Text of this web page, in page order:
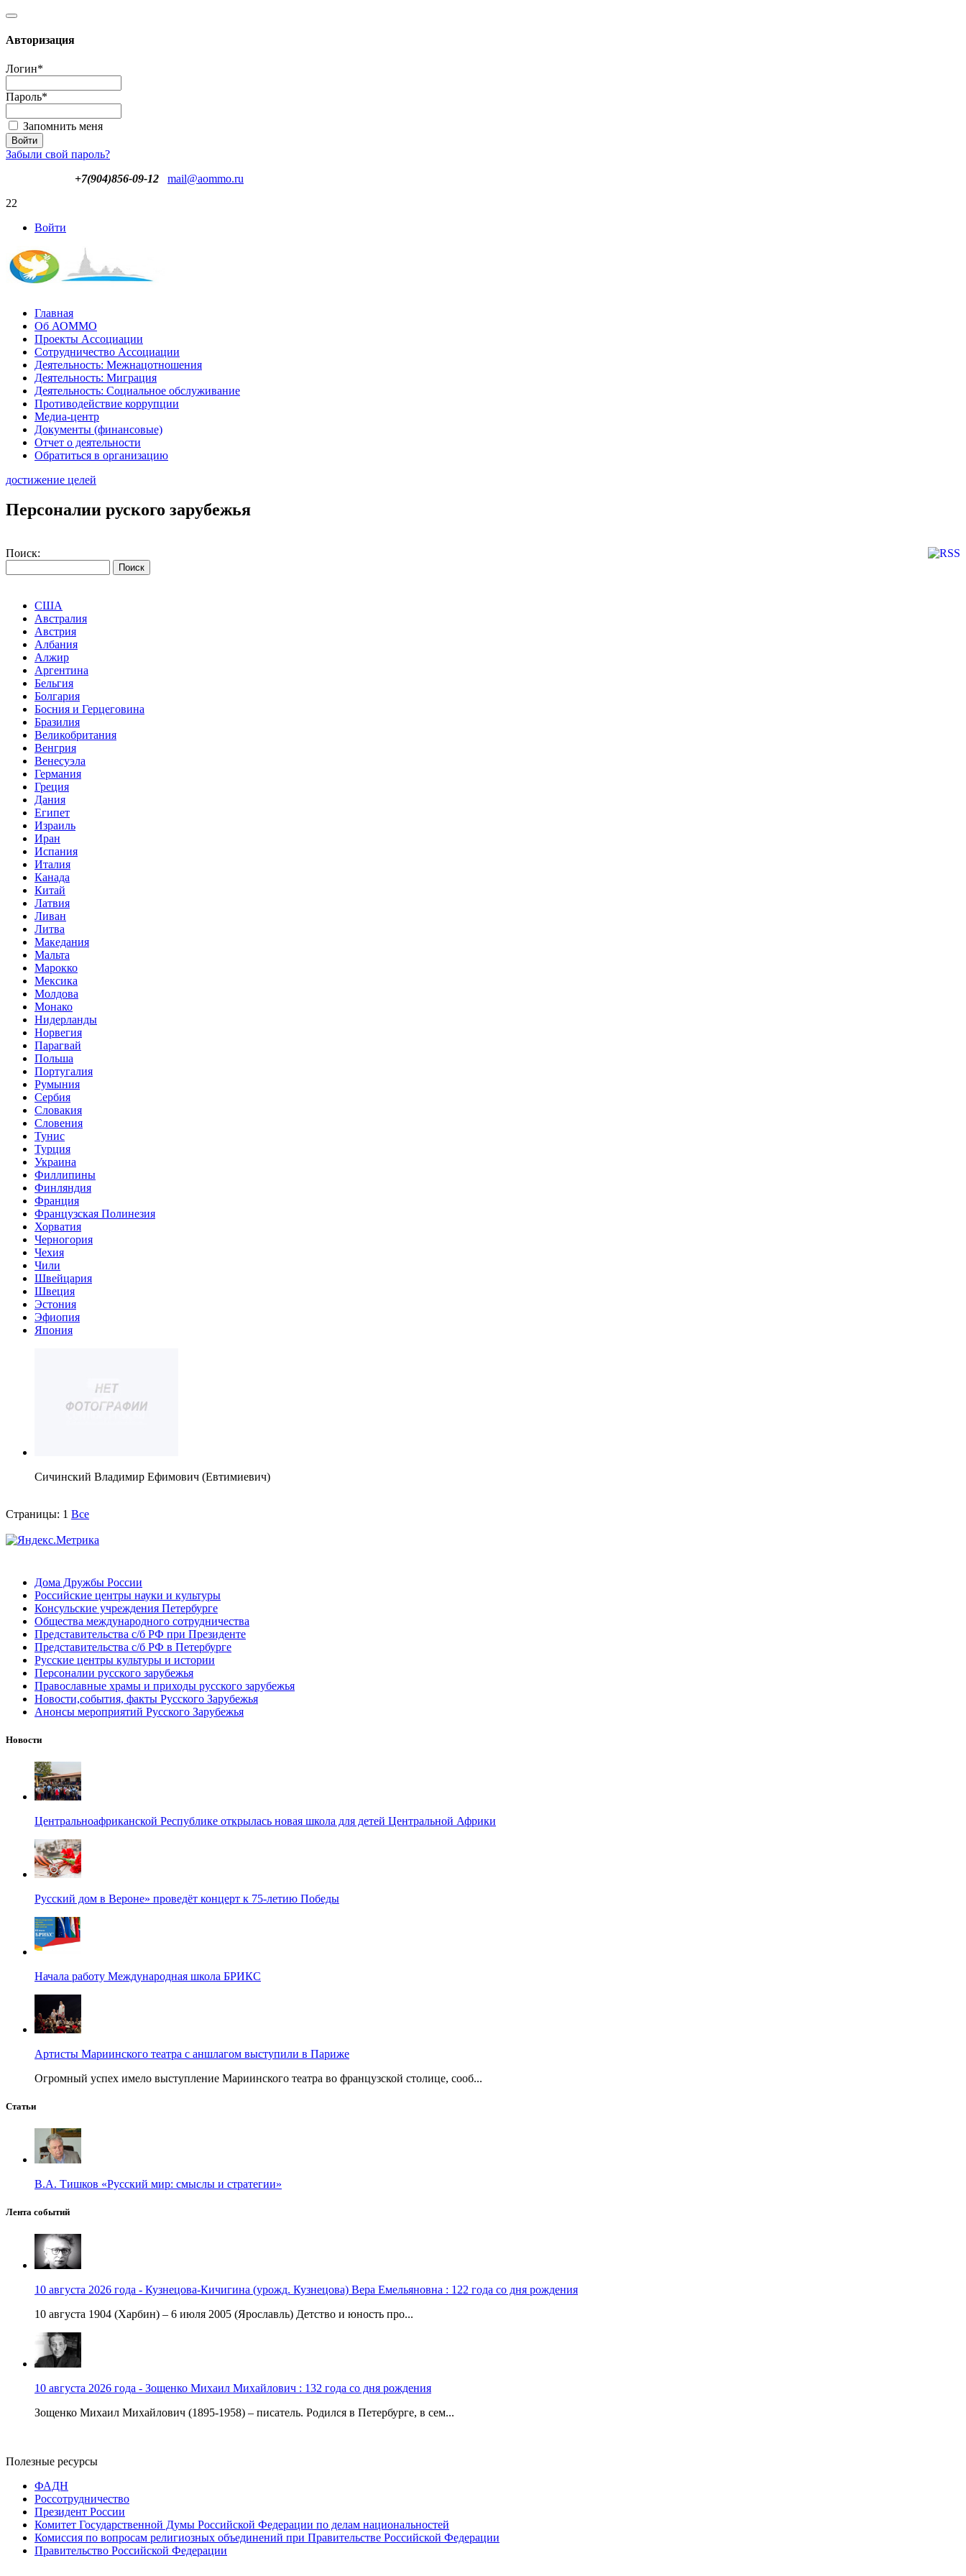
Авторизация
Логин*
Пароль*
Запомнить меня
Забыли свой пароль?
+7(904)856-09-12
mail@aommo.ru
22
Войти
Главная
Об АОММО
Проекты Ассоциации
Сотрудничество Ассоциации
Деятельность: Межнацотношения
Деятельность: Миграция
Деятельность: Социальное обслуживание
Противодействие коррупции
Медиа-центр
Документы (финансовые)
Отчет о деятельности
Обратиться в организацию
достижение целей
Персоналии руского зарубежья
Поиск:
США
Австралия
Австрия
Албания
Алжир
Аргентина
Бельгия
Болгария
Босния и Герцеговина
Бразилия
Великобритания
Венгрия
Венесуэла
Германия
Греция
Дания
Египет
Израиль
Иран
Испания
Италия
Канада
Китай
Латвия
Ливан
Литва
Македания
Мальта
Марокко
Мексика
Молдова
Монако
Нидерланды
Норвегия
Парагвай
Польша
Португалия
Румыния
Сербия
Словакия
Словения
Тунис
Турция
Украина
Филлипины
Финляндия
Франция
Французская Полинезия
Хорватия
Черногория
Чехия
Чили
Швейцария
Швеция
Эстония
Эфиопия
Япония
Сичинский Владимир Ефимович (Евтимиевич)
Страницы: 1 Все
Дома Дружбы России
Российские центры науки и культуры
Консульские учреждения Петербурге
Общества международного сотрудничества
Представительства с/б РФ при Президенте
Представительства с/б РФ в Петербурге
Русские центры культуры и истории
Персоналии русского зарубежья
Православные храмы и приходы русского зарубежья
Новости,события, факты Русского Зарубежья
Анонсы мероприятий Русского Зарубежья
Новости
Центральноафриканской Республике открылась новая школа для детей Центральной Африки
Русский дом в Вероне» проведёт концерт к 75-летию Победы
Начала работу Международная школа БРИКС
Артисты Мариинского театра с аншлагом выступили в Париже
Огромный успех имело выступление Мариинского театра во французской столице, сооб...
Статьи
В.А. Тишков «Русский мир: смыслы и стратегии»
Лента событий
10 августа 2026 года - Кузнецова-Кичигина (урожд. Кузнецова) Вера Емельяновна : 122 года со дня рождения
10 августа 1904 (Харбин) – 6 июля 2005 (Ярославль) Детство и юность про...
10 августа 2026 года - Зощенко Михаил Михайлович : 132 года со дня рождения
Зощенко Михаил Михайлович (1895-1958) – писатель. Родился в Петербурге, в сем...
Полезные ресурсы
ФАДН
Россотрудничество
Президент России
Комитет Государственной Думы Российской Федерации по делам национальностей
Комиссия по вопросам религиозных объединений при Правительстве Российской Федерации
Правительство Российской Федерации